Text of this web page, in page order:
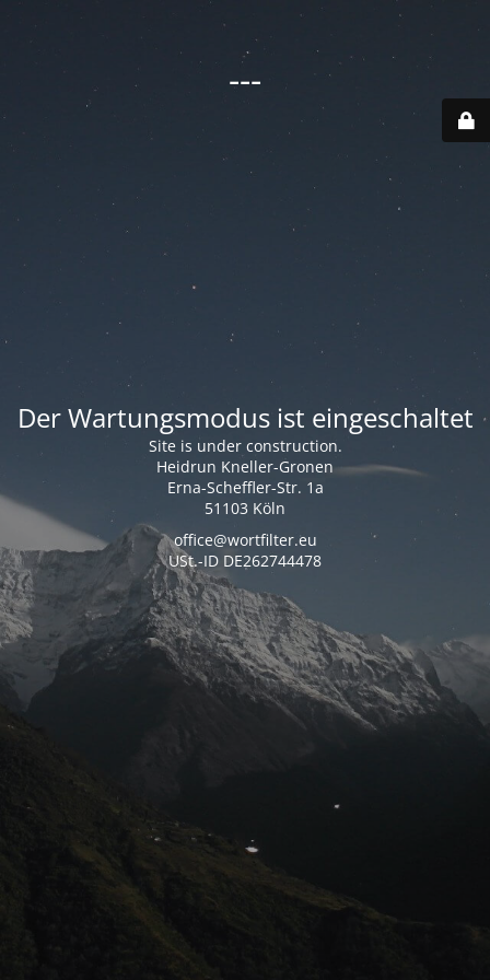
---
Der Wartungsmodus ist eingeschaltet
Site is under construction.
Heidrun Kneller-Gronen
Erna-Scheffler-Str. 1a
51103 Köln
office@wortfilter.eu
USt.-ID DE262744478